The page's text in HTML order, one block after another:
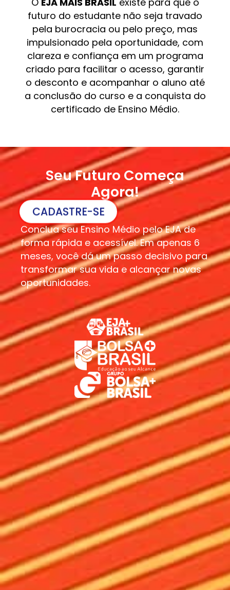
futuro do estudante não seja travado
pela burocracia ou pelo preço, mas
impulsionado pela oportunidade, com
clareza e confiança em um programa
criado para facilitar o acesso, garantir
o desconto e acompanhar o aluno até
a conclusão do curso e a conquista do
certificado de Ensino Médio.
Seu Futuro Começa
Agora!
CADASTRE-SE
Conclua seu Ensino Médio pelo EJA de
forma rápida e acessível. Em apenas 6
meses, você dá um passo decisivo para
transformar sua vida e alcançar novas
oportunidades.